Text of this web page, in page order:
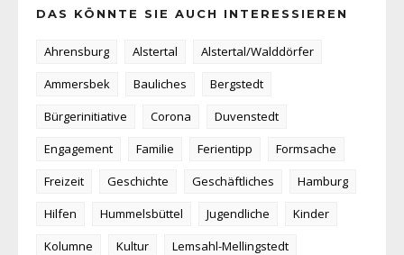
DAS KÖNNTE SIE AUCH INTERESSIEREN
Ahrensburg Alstertal
Alstertal/Walddörfer
Ammersbek
Bauliches
Bergstedt
Bürgerinitiative
Corona
Duvenstedt
Engagement
Familie Ferientipp
Formsache
Freizeit
Geschichte Geschäftliches
Hamburg
Hilfen
Hummelsbüttel Jugendliche
Kinder
Kolumne
Kultur
Lemsahl-Mellingstedt